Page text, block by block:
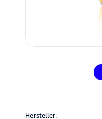
Hersteller: